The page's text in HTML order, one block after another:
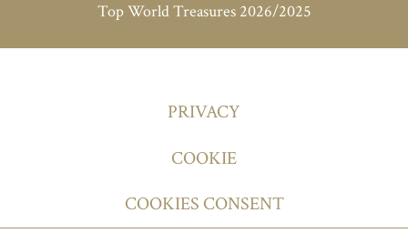
Top World Treasures 2026/2025
PRIVACY
COOKIE
COOKIES CONSENT